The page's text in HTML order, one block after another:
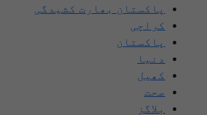
پاکستان بھارت کشیدگی
کراچی
پاکستان
دنیا
کھیل
صحت
بلاگز